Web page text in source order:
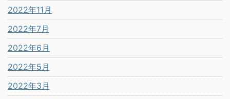
2022年11月
2022年7月
2022年6月
2022年5月
2022年3月